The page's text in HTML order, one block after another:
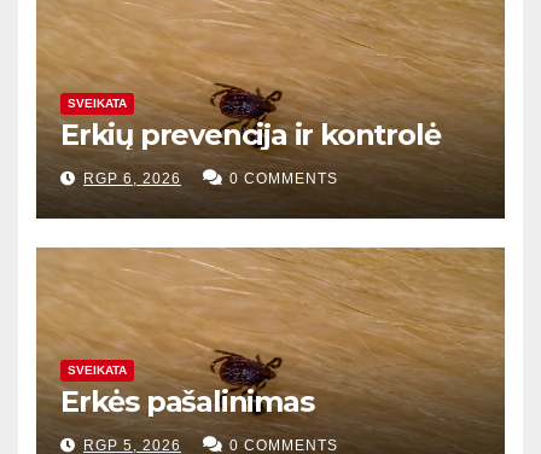
SVEIKATA
Erkių prevencija ir kontrolė
RGP 6, 2026 0 COMMENTS
SVEIKATA
Erkės pašalinimas
RGP 5, 2026 0 COMMENTS